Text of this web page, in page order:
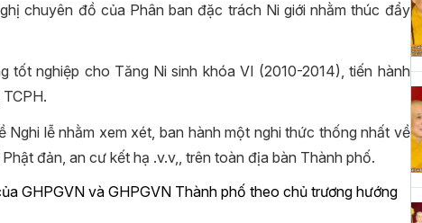
chuyên đồ của Phân ban đặc trách Ni giới nhằm thúc đẩy
tốt nghiệp cho Tăng Ni sinh khóa VI (2010-2014), tiến hành
lễ nhằm xem xét, ban hành một nghi thức thống nhất về
đản, an cư kết hạ .v.v,, trên toàn địa bàn Thành phố.
GHPGVN và GHPGVN Thành phố theo chủ trương hướng